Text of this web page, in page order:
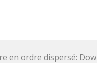
en ordre dispersé: Dow